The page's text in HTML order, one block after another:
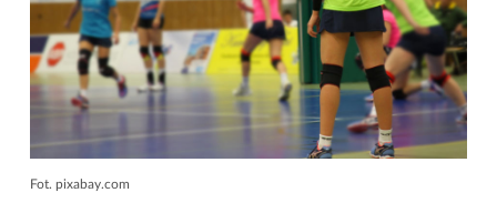
Fot. pixabay.com